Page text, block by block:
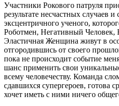
Участники Рокового патруля
результате несчастных случаев
эксцентричного ученого,
Роботмен, Негативный Человек,
Эластичная Женщина живут в
отгородившись от своего
пока не происходит событие
шанс применить свои
всему человечеству. Команда
сдавшихся супергероев, готова
хочет иметь с ними ничего